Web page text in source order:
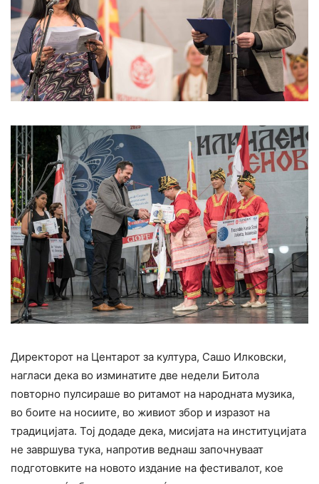
Директорот на Центарот за култура, Сашо Илковски,
нагласи дека во изминатите две недели Битола
повторно пулсираше во ритамот на народната музика,
во боите на носиите, во живиот збор и изразот на
традицијата. Тој додаде дека, мисијата на институцијата
не завршува тука, напротив веднаш започнуваат
подготовките на новото издание на фестивалот, кое